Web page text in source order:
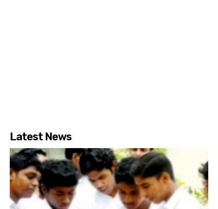
Latest News